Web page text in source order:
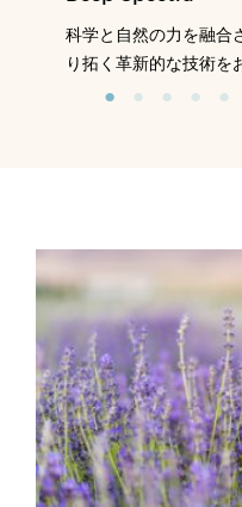
科学と自然の力を融合
り拓く革新的な技術を